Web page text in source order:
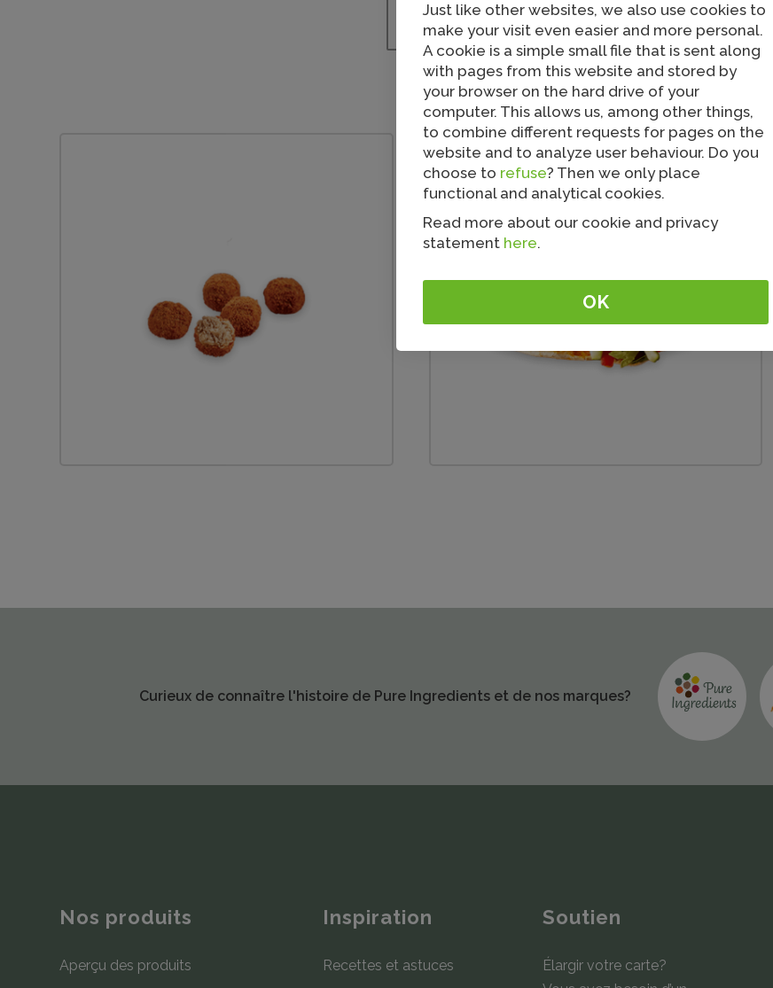
D'autres ont également consulté...
Curieux de connaître l'histoire de Pure Ingredients et de nos marques?
Nos produits
Aperçu des produits
Inspiration
Recettes et astuces
Soutien
Élargir votre carte?
Just like other websites, we also use cookies to
make your visit even easier and more personal.
A cookie is a simple small file that is sent along
with pages from this website and stored by
your browser on the hard drive of your
computer. This allows us, among other things,
to combine different requests for pages on the
website and to analyze user behaviour. Do you
choose to refuse? Then we only place
functional and analytical cookies.
Read more about our cookie and privacy
statement here.
OK